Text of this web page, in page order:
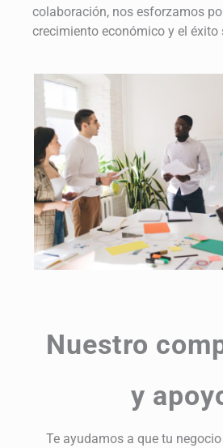
colaboración, nos esforzamos
crecimiento económico y el éxito
Nuestro
y
Te ayudamos a que tu